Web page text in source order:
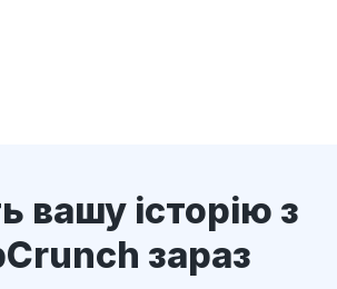
вашу історію з
зараз